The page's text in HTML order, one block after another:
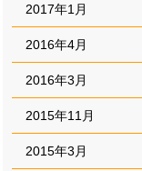
2017年1月
2016年4月
2016年3月
2015年11月
2015年3月